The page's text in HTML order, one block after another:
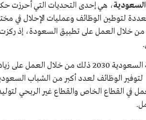
السعودية، هي إحدى التحديات التي أحرزت
لتوطين الوظائف وعمليات الإحلال في
1975م من خلال العمل على تطبيق السعودة،
واكبت رؤية السعودية 2030 ذلك من
لتوفير الوظائف لعدد أكبر من الشباب
في القطاع الخاص والقطاع غير الربحي